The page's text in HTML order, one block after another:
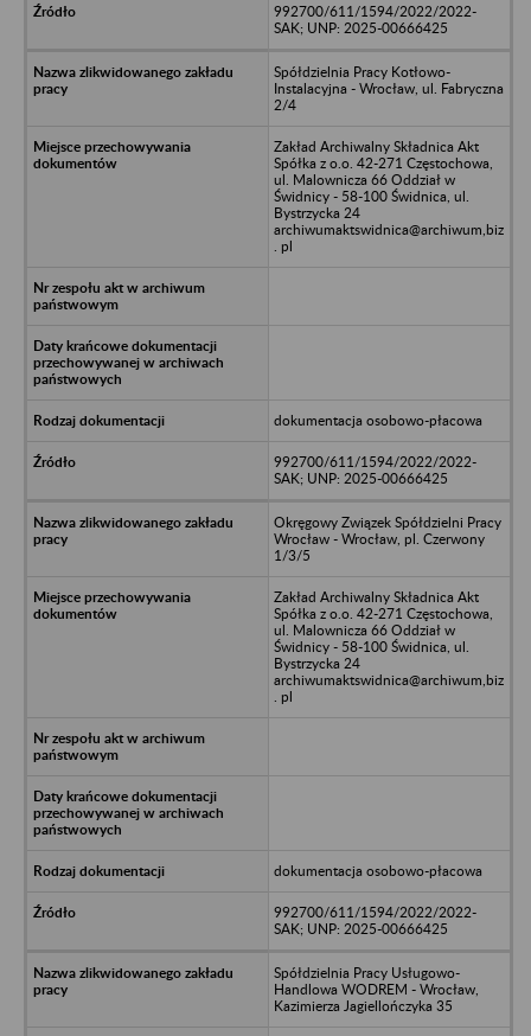
992700/611/1594/2022/2022-
SAK; UNP: 2025-00666425
Spółdzielnia Pracy Kotłowo-
Instalacyjna - Wrocław, ul. Fabryczna
2/4
Zakład Archiwalny Składnica Akt
Spółka z o.o. 42-271 Częstochowa,
ul. Malownicza 66 Oddział w
Świdnicy - 58-100 Świdnica, ul.
Bystrzycka 24
archiwumaktswidnica@archiwum,biz
. pl
dokumentacja osobowo-płacowa
992700/611/1594/2022/2022-
SAK; UNP: 2025-00666425
Okręgowy Związek Spółdzielni Pracy
Wrocław - Wrocław, pl. Czerwony
1/3/5
Zakład Archiwalny Składnica Akt
Spółka z o.o. 42-271 Częstochowa,
ul. Malownicza 66 Oddział w
Świdnicy - 58-100 Świdnica, ul.
Bystrzycka 24
archiwumaktswidnica@archiwum,biz
. pl
dokumentacja osobowo-płacowa
992700/611/1594/2022/2022-
SAK; UNP: 2025-00666425
Spółdzielnia Pracy Usługowo-
Handlowa WODREM - Wrocław,
Kazimierza Jagiellończyka 35